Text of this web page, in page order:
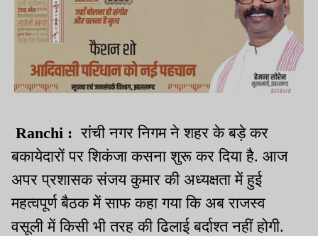
Ranchi :रांची नगर निगम ने शहर के बड़े कर
बकायेदारों पर शिकंजा कसना शुरू कर दिया है. आज
अपर प्रशासक संजय कुमार की अध्यक्षता में हुई
महत्वपूर्ण बैठक में साफ कहा गया कि अब राजस्व
वसूली में किसी भी तरह की ढिलाई बर्दाश्त नहीं होगी.